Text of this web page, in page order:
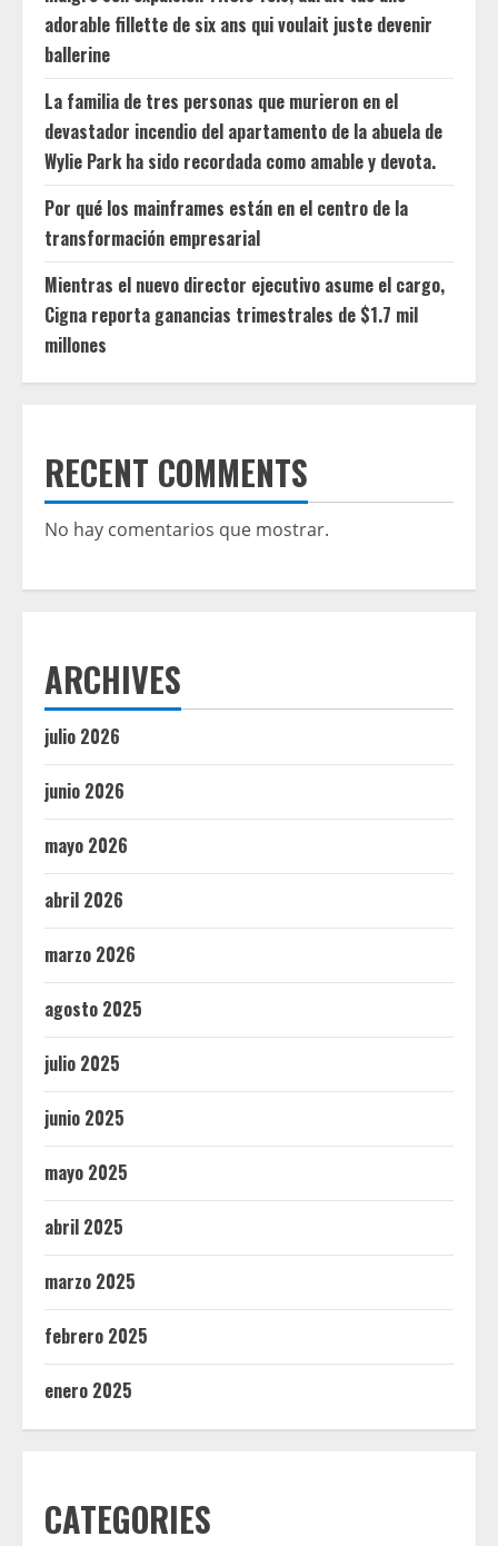
adorable fillette de six ans qui voulait juste devenir
ballerine
La familia de tres personas que murieron en el
devastador incendio del apartamento de la abuela de
Wylie Park ha sido recordada como amable y devota.
Por qué los mainframes están en el centro de la
transformación empresarial
Mientras el nuevo director ejecutivo asume el cargo,
Cigna reporta ganancias trimestrales de $1.7 mil
millones
RECENT COMMENTS
No hay comentarios que mostrar.
ARCHIVES
julio 2026
junio 2026
mayo 2026
abril 2026
marzo 2026
agosto 2025
julio 2025
junio 2025
mayo 2025
abril 2025
marzo 2025
febrero 2025
enero 2025
CATEGORIES